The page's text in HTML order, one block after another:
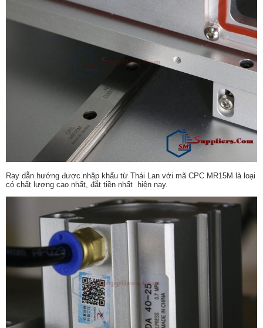
Ray dẫn hướng được nhập khẩu từ Thái Lan với mã CPC MR15M là loại
có chất lượng cao nhất, đắt tiền nhất hiện nay.